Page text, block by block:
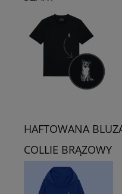
HAFTOWANA
COLLIE BRĄZOWY